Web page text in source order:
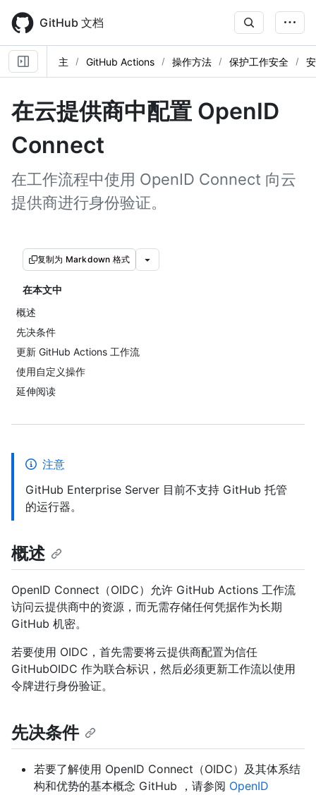
main
content
GitHub 文档
主 GitHub Actions 操作方法 保护工作安全
在云提供商中配置 OpenID
Connect
在工作流程中使用 OpenID Connect 向云
提供商进行身份验证。
复制为 Markdown 格式
在本文中
概述
先决条件
更新 GitHub Actions 工作流
使用自定义操作
延伸阅读
注意
GitHub Enterprise Server 目前不支持 GitHub 托管
的运行器。
概述
OpenID Connect（OIDC）允许 GitHub Actions 工作流
访问云提供商中的资源，而无需存储任何凭据作为长期
GitHub 机密。
若要使用 OIDC，首先需要将云提供商配置为信任
GitHubOIDC 作为联合标识，然后必须更新工作流以使用
令牌进行身份验证。
先决条件
若要了解使用 OpenID Connect（OIDC）及其体系结
构和优势的基本概念 GitHub ，请参阅 OpenID